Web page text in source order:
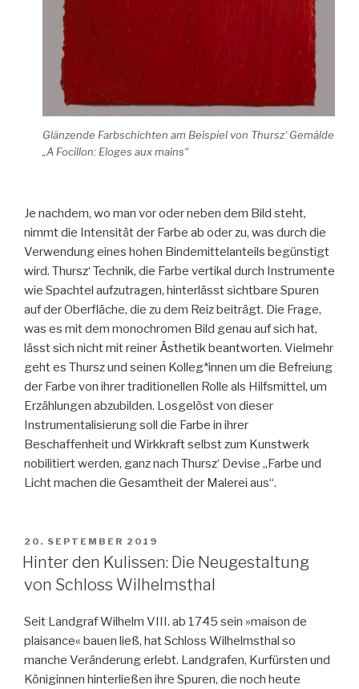
Glänzende Farbschichten am Beispiel von Thursz‘ Gemälde
„A Focillon: Eloges aux mains“
Je nachdem, wo man vor oder neben dem Bild steht,
nimmt die Intensität der Farbe ab oder zu, was durch die
Verwendung eines hohen Bindemittelanteils begünstigt
wird. Thursz‘ Technik, die Farbe vertikal durch Instrumente
wie Spachtel aufzutragen, hinterlässt sichtbare Spuren
auf der Oberfläche, die zu dem Reiz beiträgt. Die Frage,
was es mit dem monochromen Bild genau auf sich hat,
lässt sich nicht mit reiner Ästhetik beantworten. Vielmehr
geht es Thursz und seinen Kolleg*innen um die Befreiung
der Farbe von ihrer traditionellen Rolle als Hilfsmittel, um
Erzählungen abzubilden. Losgelöst von dieser
Instrumentalisierung soll die Farbe in ihrer
Beschaffenheit und Wirkkraft selbst zum Kunstwerk
nobilitiert werden, ganz nach Thursz‘ Devise „Farbe und
Licht machen die Gesamtheit der Malerei aus“.
VERÖFFENTLICHT
AM
20. SEPTEMBER 2019
Hinter den Kulissen: Die Neugestaltung
von Schloss Wilhelmsthal
Seit Landgraf Wilhelm VIII. ab 1745 sein »maison de
plaisance« bauen ließ, hat Schloss Wilhelmsthal so
manche Veränderung erlebt. Landgrafen, Kurfürsten und
Königinnen hinterließen ihre Spuren, die noch heute